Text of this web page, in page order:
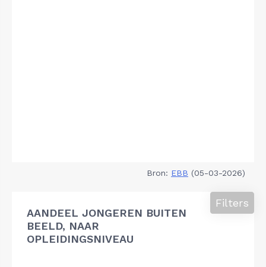
Bron: EBB (05-03-2026)
AANDEEL JONGEREN BUITEN
BEELD, NAAR
OPLEIDINGSNIVEAU
Filters